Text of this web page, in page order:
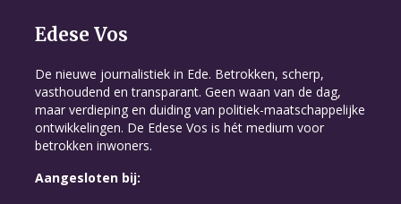
Edese Vos
De nieuwe journalistiek in Ede. Betrokken, scherp,
vasthoudend en transparant. Geen waan van de dag,
maar verdieping en duiding van politiek-maatschappelijke
ontwikkelingen. De Edese Vos is hét medium voor
betrokken inwoners.
Aangesloten bij: